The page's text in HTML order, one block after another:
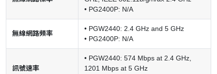
• PG2400P: N/A
無線網路頻率
• PGW2440: 2.4 GHz and 5 GHz
• PG2400P: N/A
訊號速率
• PGW2440: 574 Mbps at 2.4 GHz,
1201 Mbps at 5 GHz